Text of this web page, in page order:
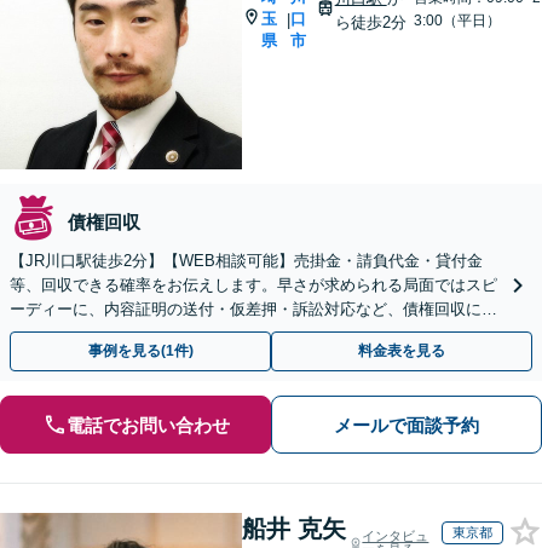
玉
県
|口
市
ら徒歩2分 3:00（平日）
債権回収
【JR川口駅徒歩2分】【WEB相談可能】売掛金・請負代金・貸付金
等、回収できる確率をお伝えします。早さが求められる局面ではスピ
ーディーに、内容証明の送付・仮差押・訴訟対応など、債権回収に向
けて出来ることを着実に実行します。
事例を見る(1件) 料金表を見る
電話でお問い合わせ メールで面談予約
船井 克矢
インタビュ
東京都